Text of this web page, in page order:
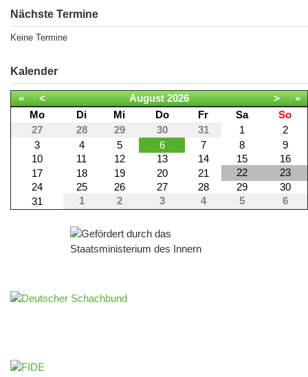
Nächste Termine
Keine Termine
Kalender
« < August 2026 >
»
Mo
Di Mi Do Fr Sa
So
27
28 29 30 31 1
2
3
4 5 6 7 8
9
10
11 12 13 14 15
16
17
18 19 20 21 22
23
24
25 26 27 28 29
30
31
1 2 3 4 5 6